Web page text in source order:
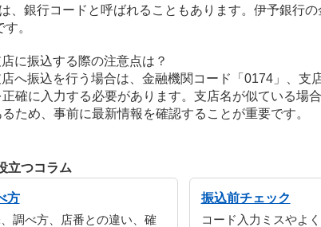
、銀行コードと呼ばれることもあります。伊予銀行
。
に振込する際の注意点は？
へ振込を行う場合は、金融機関コード「0174」、支
確に入力する必要があります。支店名が似ている場
ため、事前に最新情報を確認することが重要です。
立つコラム
方
調べ方、店番との違い、確
振込前チェック
コード入力ミスやよ